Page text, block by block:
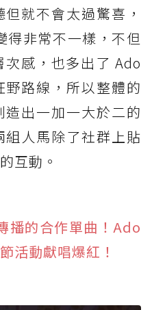
就不會太過驚喜，
得非常不一樣，不但
感，也多出了 Ado
路線，所以整體的
出一加一大於二的
人馬除了社群上貼
互動。
播的合作單曲！Ado
活動獻唱爆紅！